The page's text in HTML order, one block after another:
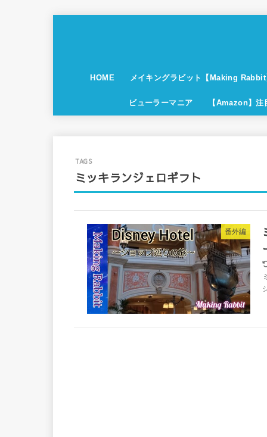
HOME メイキングラビット【Making
ビューラーマニア 【Amazon】
ミッキランジェロギフト
番外編